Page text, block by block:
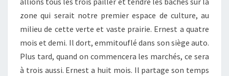
zone qui serait notre premier espace de culture, au
milieu de cette verte et vaste prairie. Ernest a quatre
mois et demi. Il dort, emmitouflé dans son siège auto.
Plus tard, quand on commencera les marchés, ce sera
à trois aussi. Ernest a huit mois. Il partage son temps